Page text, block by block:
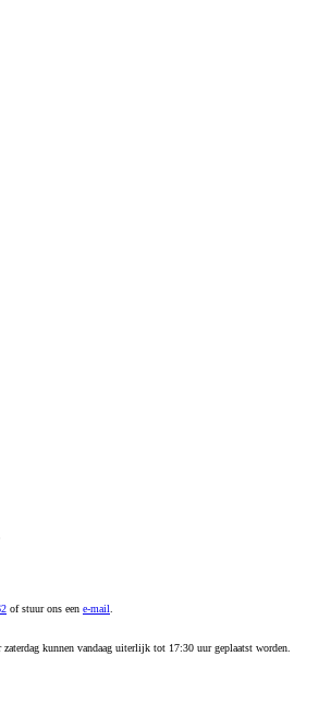
of stuur ons een e-mail.
kunnen vandaag uiterlijk tot 17:30 uur geplaatst worden.